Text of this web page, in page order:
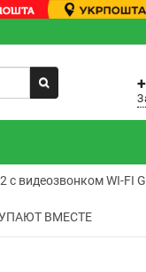
видеозвонком WI-FI
ВМЕСТЕ